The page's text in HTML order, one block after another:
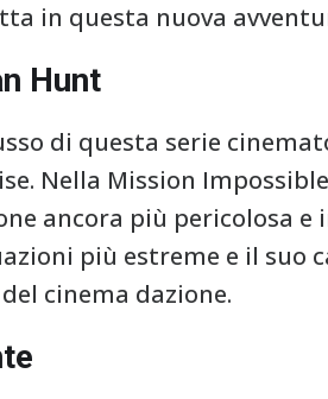
in questa nuova
Hunt
di questa serie
Nella Mission
ancora più pericolosa
più estreme e il suo
cinema dazione.